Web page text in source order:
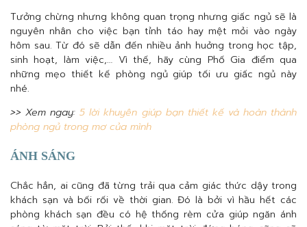
Tưởng chừng nhưng không quan trọng nhưng giấc ngủ sẽ là
nguyên nhân cho việc bạn tỉnh táo hay mệt mỏi vào ngày
hôm sau. Từ đó sẽ dẫn đến nhiều ảnh huởng trong học tập,
sinh hoạt, làm việc,… Vì thế, hãy cùng Phố Gia điểm qua
những mẹo thiết kế phòng ngủ giúp tối ưu giấc ngủ này
nhé.
>> Xem ngay:5 lời khuyên giúp bạn thiết kế và hoàn thành
phòng ngủ trong mơ của mình
ÁNH SÁNG
Chắc hẳn, ai cũng đã từng trải qua cảm giác thức dậy trong
khách sạn và bối rối về thời gian. Đó là bởi vì hầu hết các
phòng khách sạn đều có hệ thống rèm cửa giúp ngăn ánh